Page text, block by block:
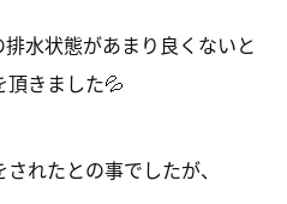
水状態があまり良くないと
頂きました💦
れたとの事でしたが、